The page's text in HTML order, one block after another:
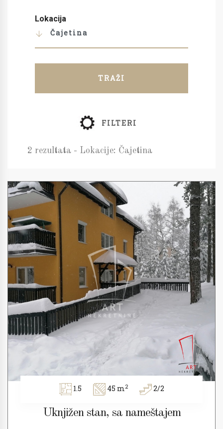
Lokacija
Čajetina
TRAŽI
FILTERI
2 rezultata - Lokacije: Čajetina
1.5 45 m2 2/2
Uknjižen stan, sa nameštajem